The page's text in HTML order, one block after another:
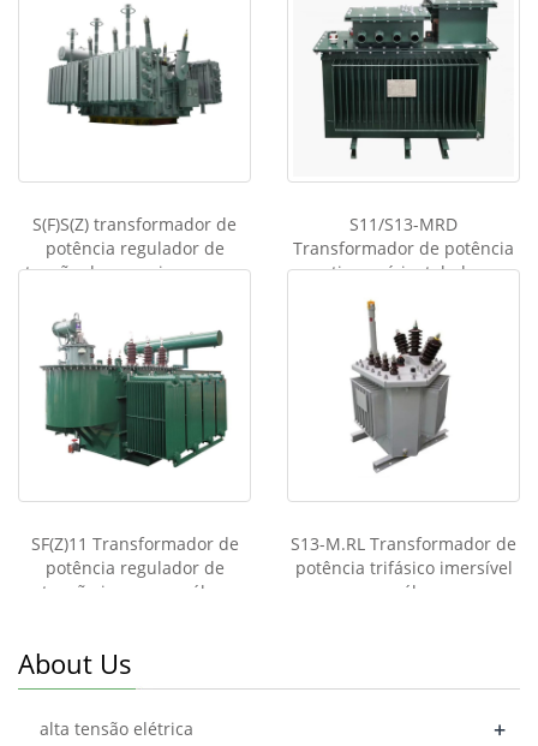
S(F)S(Z) transformador de
potência regulador de
tensão de carga imerso em
S11/S13-MRD
Transformador de potência
tipo pré-instalado
SF(Z)11 Transformador de
potência regulador de
tensão imerso em óleo,
S13-M.RL Transformador de
potência trifásico imersível
em óleo
About Us
alta tensão elétrica +